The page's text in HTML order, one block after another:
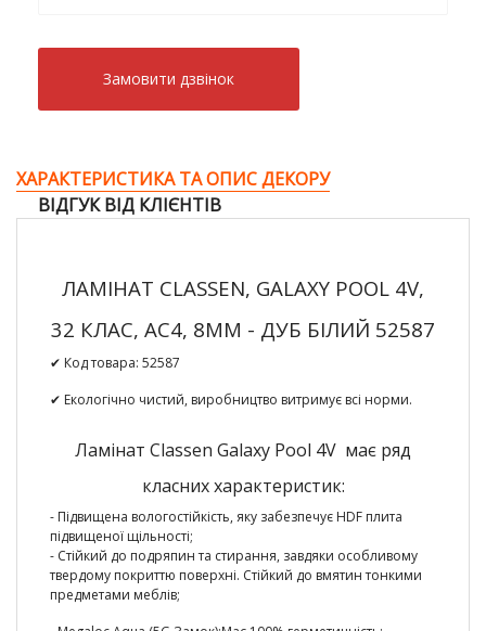
Замовити дзвiнок
ХАРАКТЕРИСТИКА ТА ОПИС ДЕКОРУ
ВІДГУК ВІД КЛІЄНТІВ
ЛАМІНАТ CLASSEN, GALAXY POOL 4V,
32 КЛАС, AC4, 8ММ - ДУБ БІЛИЙ 52587
✔ Код товара: 52587
✔ Екологічно чистий, виробництво витримує всі норми.
Ламінат Classen Galaxy Pool 4V має ряд
класних характеристик:
- Підвищена вологостійкість, яку забезпечує HDF плита
підвищеної щільності;
- Стійкий до подряпин та стирання, завдяки особливому
твердому покриттю поверхні. Стійкий до вмятин тонкими
предметами меблів;